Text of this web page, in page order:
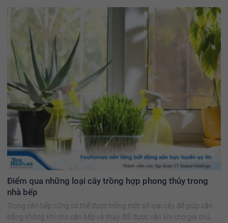
Điểm qua những loại cây trồng hợp phong thủy trong
nhà bếp
Trong căn bếp cũng có thể được trồng một số loại cây để giúp cân
bằng không khí cho căn bếp và thay đổi được vận khí cho gia chủ.